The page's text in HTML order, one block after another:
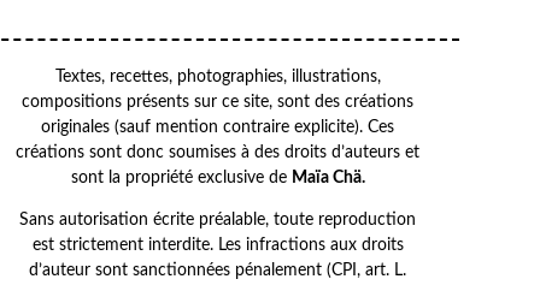
Textes, recettes, photographies, illustrations,
compositions présents sur ce site, sont des créations
originales (sauf mention contraire explicite). Ces
créations sont donc soumises à des droits d’auteurs et
sont la propriété exclusive de Maïa Chä.
Sans autorisation écrite préalable, toute reproduction
est strictement interdite. Les infractions aux droits
d’auteur sont sanctionnées pénalement (CPI, art. L.